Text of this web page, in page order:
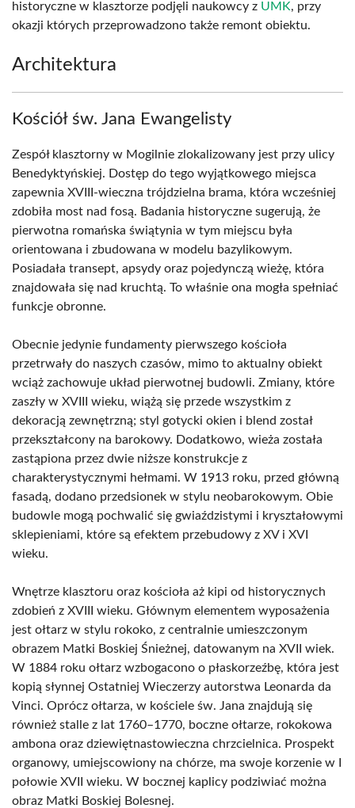
historyczne w klasztorze podjęli naukowcy z UMK, przy
okazji których przeprowadzono także remont obiektu.
Architektura
Kościół św. Jana Ewangelisty
Zespół klasztorny w Mogilnie zlokalizowany jest przy ulicy
Benedyktyńskiej. Dostęp do tego wyjątkowego miejsca
zapewnia XVIII-wieczna trójdzielna brama, która wcześniej
zdobiła most nad fosą. Badania historyczne sugerują, że
pierwotna romańska świątynia w tym miejscu była
orientowana i zbudowana w modelu bazylikowym.
Posiadała transept, apsydy oraz pojedynczą wieżę, która
znajdowała się nad kruchtą. To właśnie ona mogła spełniać
funkcje obronne.
Obecnie jedynie fundamenty pierwszego kościoła
przetrwały do naszych czasów, mimo to aktualny obiekt
wciąż zachowuje układ pierwotnej budowli. Zmiany, które
zaszły w XVIII wieku, wiążą się przede wszystkim z
dekoracją zewnętrzną; styl gotycki okien i blend został
przekształcony na barokowy. Dodatkowo, wieża została
zastąpiona przez dwie niższe konstrukcje z
charakterystycznymi hełmami. W 1913 roku, przed główną
fasadą, dodano przedsionek w stylu neobarokowym. Obie
budowle mogą pochwalić się gwiaździstymi i kryształowymi
sklepieniami, które są efektem przebudowy z XV i XVI
wieku.
Wnętrze klasztoru oraz kościoła aż kipi od historycznych
zdobień z XVIII wieku. Głównym elementem wyposażenia
jest ołtarz w stylu rokoko, z centralnie umieszczonym
obrazem Matki Boskiej Śnieżnej, datowanym na XVII wiek.
W 1884 roku ołtarz wzbogacono o płaskorzeźbę, która jest
kopią słynnej Ostatniej Wieczerzy autorstwa Leonarda da
Vinci. Oprócz ołtarza, w kościele św. Jana znajdują się
również stalle z lat 1760–1770, boczne ołtarze, rokokowa
ambona oraz dziewiętnastowieczna chrzcielnica. Prospekt
organowy, umiejscowiony na chórze, ma swoje korzenie w I
połowie XVII wieku. W bocznej kaplicy podziwiać można
obraz Matki Boskiej Bolesnej.